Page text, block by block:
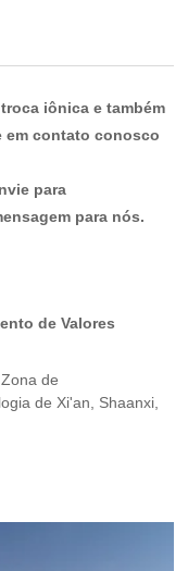
iônica e também
em contato conosco
para
para nós.
de Valores
de
de Xi'an, Shaanxi,